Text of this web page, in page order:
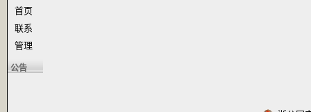
首页
联系
管理
公告